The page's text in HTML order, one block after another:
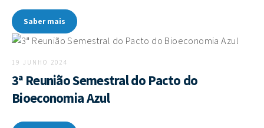
Saber mais
19 JUNHO 2024
3ª Reunião Semestral do Pacto do
Bioeconomia Azul